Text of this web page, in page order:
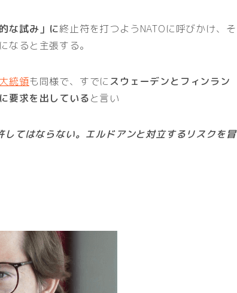
な試み」に終止符を打つようNATOに呼びかけ、そ
なると主張する。
統領も同様で、すでに スウェーデンとフィンラン
要求を出していると言い
してはならない。エルドアンと対立するリスクを冒